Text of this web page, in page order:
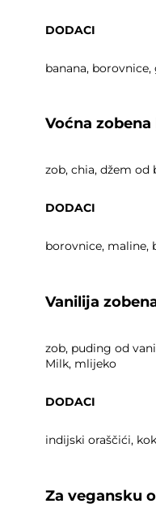
DODACI
banana,
Voćna zobena
zob, chia, džem
DODACI
borovnice, maline,
Vanilija
zob, puding od
Milk, mlijeko
DODACI
indijski oraščići,
Za vegansku